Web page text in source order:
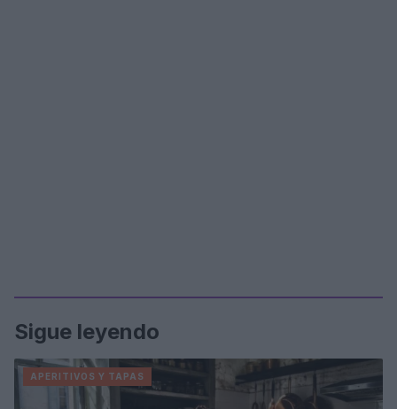
Sigue leyendo
APERITIVOS Y TAPAS